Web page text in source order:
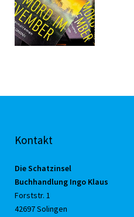
Kontakt
Die Schatzinsel
Buchhandlung Ingo Klaus
Forststr. 1
42697 Solingen